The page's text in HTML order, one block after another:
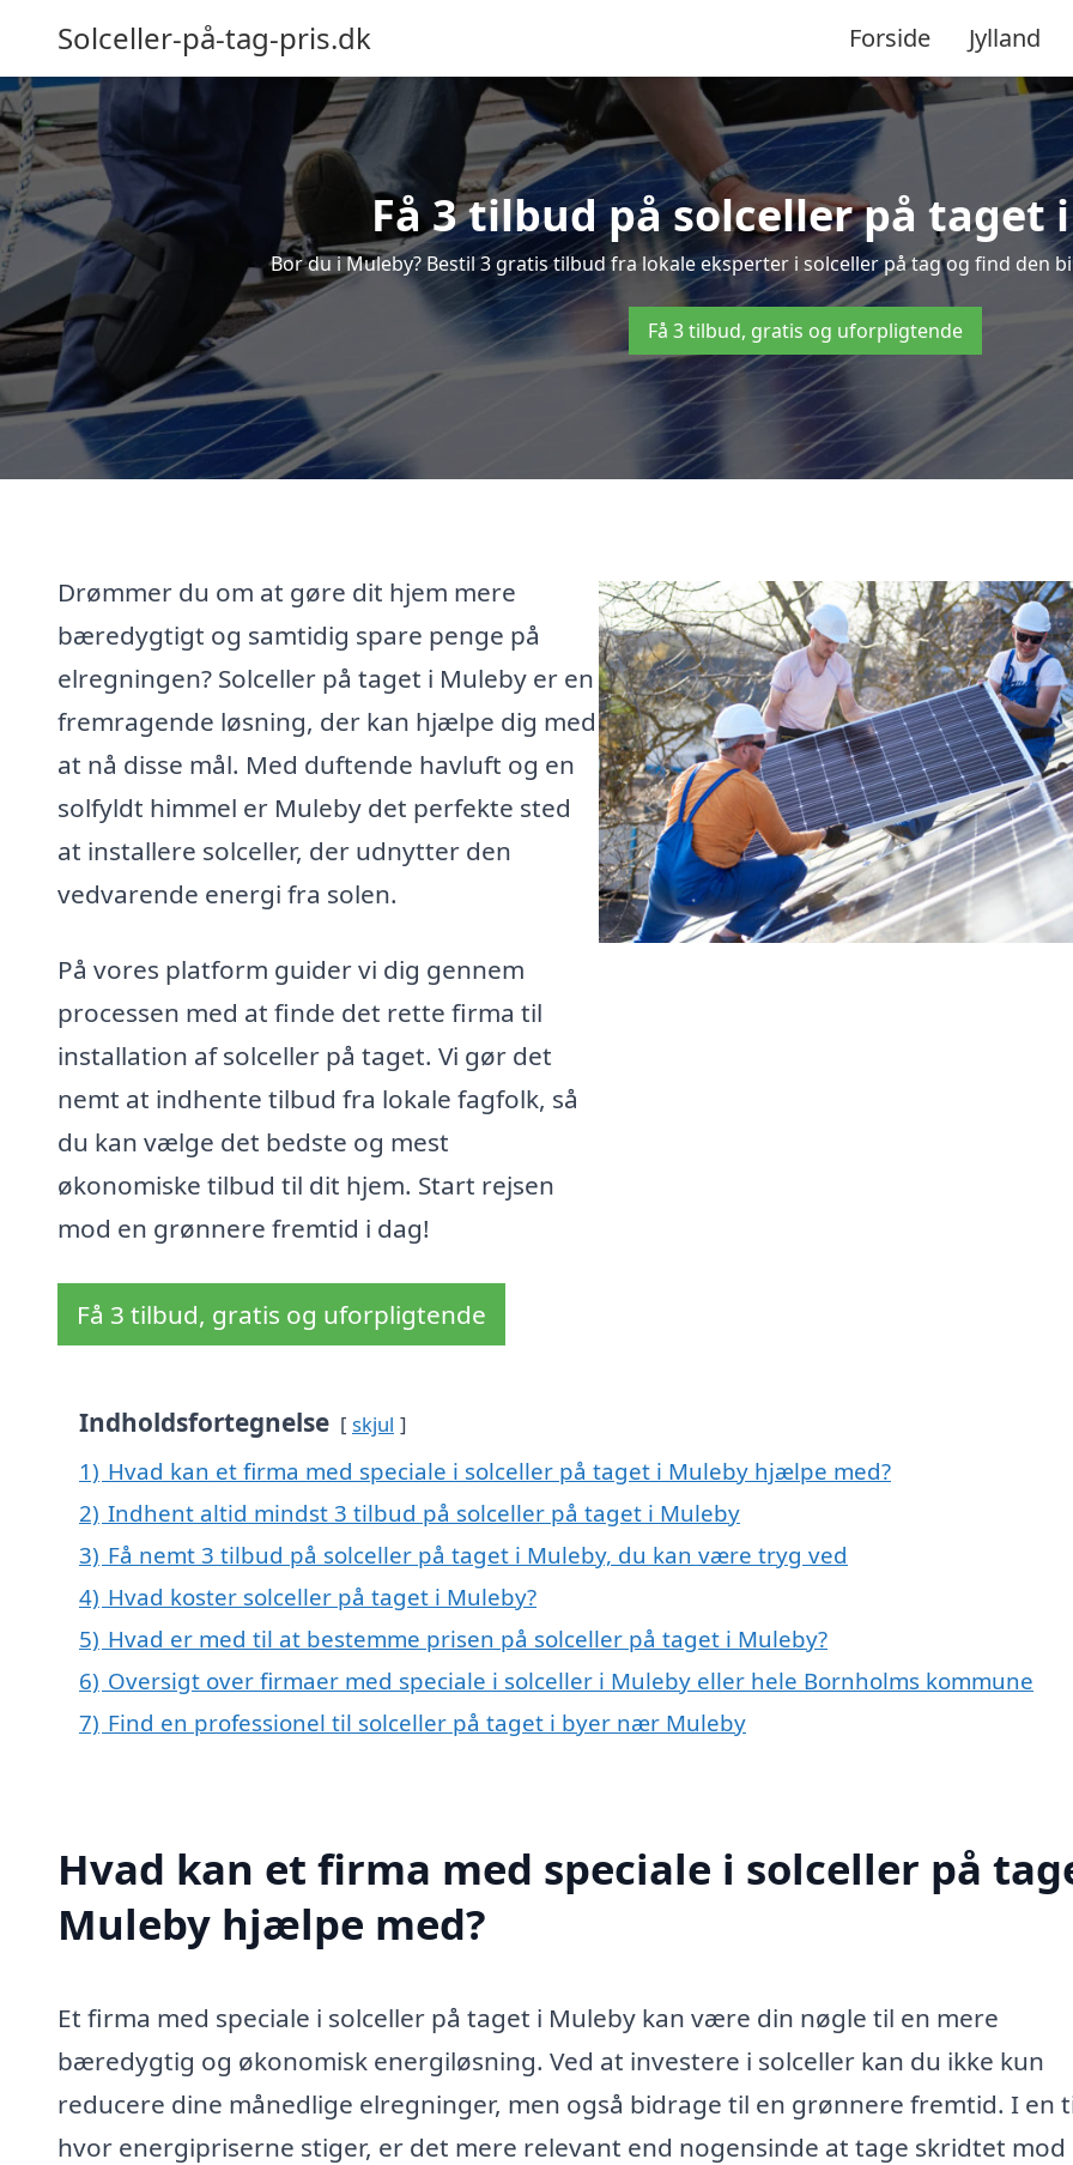
Solceller-på-tag-pris.dk Forside Jylland
Få 3 tilbud på solceller på taget
Bor du i Muleby? Bestil 3 gratis tilbud fra lokale eksperter i solceller på tag og find den
Få 3 tilbud, gratis og uforpligtende
Drømmer du om at gøre dit hjem mere
bæredygtigt og samtidig spare penge på
elregningen? Solceller på taget i Muleby er en
fremragende løsning, der kan hjælpe dig med
at nå disse mål. Med duftende havluft og en
solfyldt himmel er Muleby det perfekte sted
at installere solceller, der udnytter den
vedvarende energi fra solen.
På vores platform guider vi dig gennem
processen med at finde det rette firma til
installation af solceller på taget. Vi gør det
nemt at indhente tilbud fra lokale fagfolk, så
du kan vælge det bedste og mest
økonomiske tilbud til dit hjem. Start rejsen
mod en grønnere fremtid i dag!
Få 3 tilbud, gratis og uforpligtende
Indholdsfortegnelse skjul
1) Hvad kan et firma med speciale i solceller på taget i Muleby hjælpe med?
2) Indhent altid mindst 3 tilbud på solceller på taget i Muleby
3) Få nemt 3 tilbud på solceller på taget i Muleby, du kan være tryg ved
4) Hvad koster solceller på taget i Muleby?
5) Hvad er med til at bestemme prisen på solceller på taget i Muleby?
6) Oversigt over firmaer med speciale i solceller i Muleby eller hele Bornholms kommune
7) Find en professionel til solceller på taget i byer nær Muleby
Hvad kan et firma med speciale i solceller på
Muleby hjælpe med?
Et firma med speciale i solceller på taget i Muleby kan være din nøgle til en mere
bæredygtig og økonomisk energiløsning. Ved at investere i solceller kan du ikke kun
reducere dine månedlige elregninger, men også bidrage til en grønnere fremtid. I en
hvor energipriserne stiger, er det mere relevant end nogensinde at tage skridtet mod